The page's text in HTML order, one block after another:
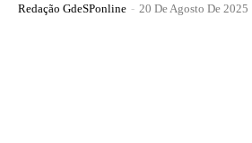
Redação GdeSPonline - 20 De Agosto De 2025